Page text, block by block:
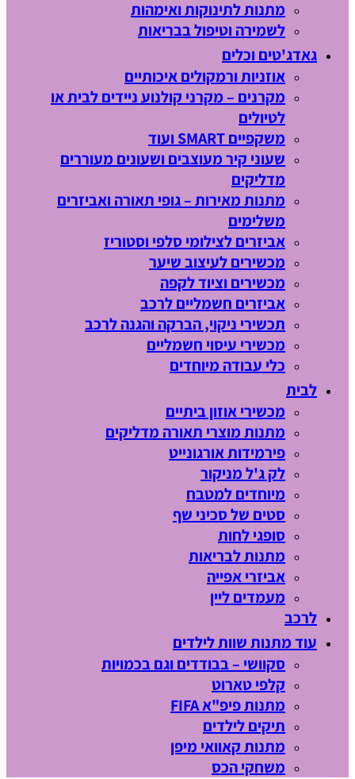
מתנות לתינוקות ואימהות
לשמירה וטיפול בבריאות
גאדג'טים וכלים
אוזניות ורמקולים איכותיים
מקרנים – מקרני קולנוע ניידים לבית או
לטיולים
משקפיים SMART ועוד
שעוני קיר מעוצבים ושעונים מעוררים
מדליקים
מתנות מאירות – גופי תאורה ואביזרים
משלימים
אביזרים לצילומי סלפי וסטוריז
מכשירים לעיצוב שיער
מכשירים וציוד לקפה
אביזרים חשמליים לרכב
תכשירי ניקוי, הברקה והגנה לרכב
מכשירי עיסוי חשמליים
כלי עבודה מיוחדים
לבית
מכשירי אוזון ביתיים
מתנות מוצרי תאורה מדליקים
פירמידות אורגונייט
לק ג'ל מניקור
מיוחדים למטבח
סטים של סכיני שף
סופגי לחות
מתנות לבריאות
אביזרי אפייה
מעמדים ליין
לרכב
עוד מתנות שוות לילדים
סקוושי – בבודדים וגם בכמויות
קלפי טארוט
מתנות פיפ"א FIFA
תיקים לילדים
מתנות קאוואי מיפן
משחקי הכס